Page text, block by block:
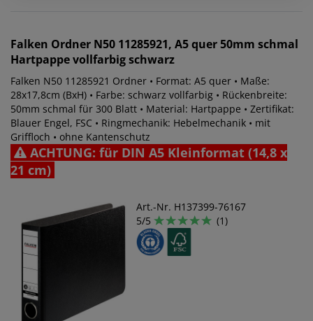
Falken Ordner N50 11285921, A5 quer 50mm schmal
Hartpappe vollfarbig schwarz
Falken N50 11285921 Ordner • Format: A5 quer • Maße:
28x17,8cm (BxH) • Farbe: schwarz vollfarbig • Rückenbreite:
50mm schmal für 300 Blatt • Material: Hartpappe • Zertifikat:
Blauer Engel, FSC • Ringmechanik: Hebelmechanik • mit
Griffloch • ohne Kantenschutz
ACHTUNG: für DIN A5 Kleinformat (14,8 x
21 cm)
Art.-Nr. H137399-76167
5/5
(1)